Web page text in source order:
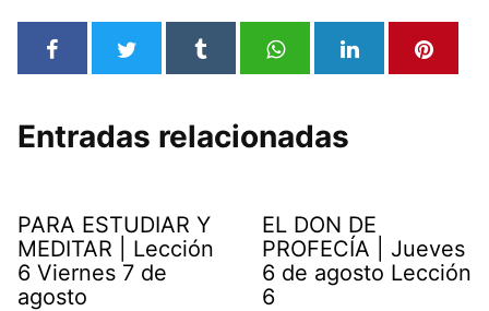
Entradas relacionadas
PARA ESTUDIAR Y
MEDITAR | Lección
6 Viernes 7 de
agosto
EL DON DE
PROFECÍA | Jueves
6 de agosto Lección
6